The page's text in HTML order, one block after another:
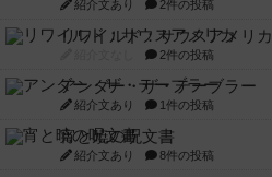
紹介文あり 2件の投稿
リワイルド：サウスアメリカ
2件の投稿
アンダー・ザ・テーブラー
紹介文あり 1件の投稿
宵と暁の呪文書
紹介文あり 8件の投稿